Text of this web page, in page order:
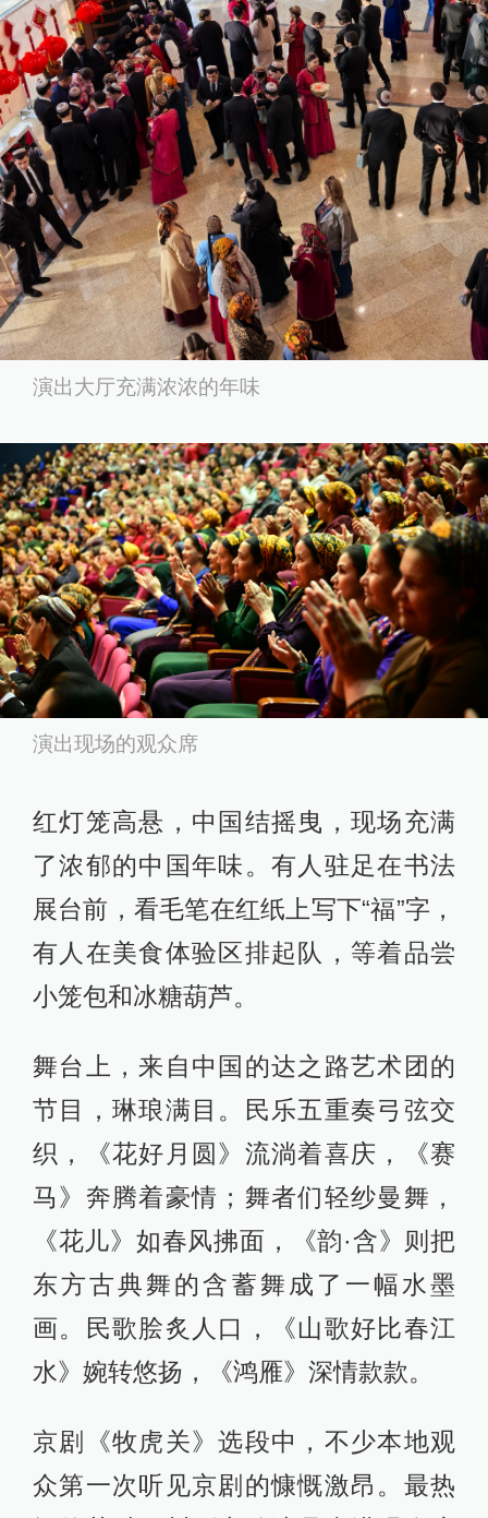
演出大厅充满浓浓的年味
演出现场的观众席
红灯笼高悬，中国结摇曳，现场充满
了浓郁的中国年味。有人驻足在书法
展台前，看毛笔在红纸上写下“福”字，
有人在美食体验区排起队，等着品尝
小笼包和冰糖葫芦。
舞台上，来自中国的达之路艺术团的
节目，琳琅满目。民乐五重奏弓弦交
织，《花好月圆》流淌着喜庆，《赛
马》奔腾着豪情；舞者们轻纱曼舞，
《花儿》如春风拂面，《韵·含》则把
东方古典舞的含蓄舞成了一幅水墨
画。民歌脍炙人口，《山歌好比春江
水》婉转悠扬，《鸿雁》深情款款。
京剧《牧虎关》选段中，不少本地观
众第一次听见京剧的慷慨激昂。最热